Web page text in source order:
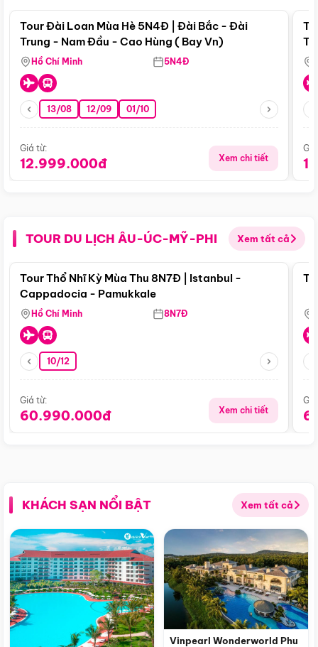
Tour Đài Loan Mùa Hè 5N4Đ | Đài Bắc - Đài
Trung - Nam Đầu - Cao Hùng ( Bay Vn)
Hồ Chí Minh 5N4Đ
13/08 12/09 01/10
Giá từ:
12.999.000đ Xem chi tiết
TOUR DU LỊCH ÂU-ÚC-MỸ-PHI Xem tất cả
Điểm nổi bật
Tour Thổ Nhĩ Kỳ Mùa Thu 8N7Đ | Istanbul -
Cappadocia - Pamukkale
Hồ Chí Minh 8N7Đ
10/12
Giá từ:
60.990.000đ Xem chi tiết
KHÁCH SẠN NỔI BẬT Xem tất cả
Vinpearl Wonderworld Phu